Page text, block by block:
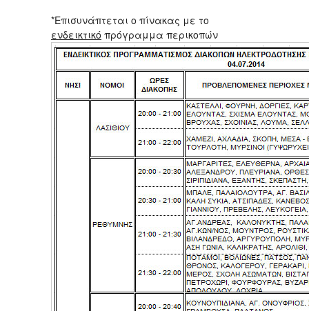
*Επισυνάπτεται ο πίνακας με το
ενδεικτικό πρόγραμμα περικοπών